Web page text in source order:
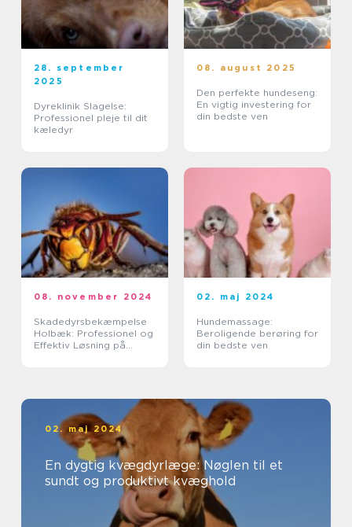
28. september
2025
Dyreklinik Slagelse:
Professionel pleje til dit
kæledyr
08. august 2025
Den perfekte hundeseng:
En vigtig investering for
din bedste ven
08. november 2024
Skadedyrsbekæmpelse
Holbæk: Professionel og
Effektiv Løsning på
02. maj 2024
Hundemassage:
Beroligende berøring for
din bedste ven
02. maj 2024
En dygtig kvægdyrlæge: Nøglen til et
sundt og produktivt kvæghold